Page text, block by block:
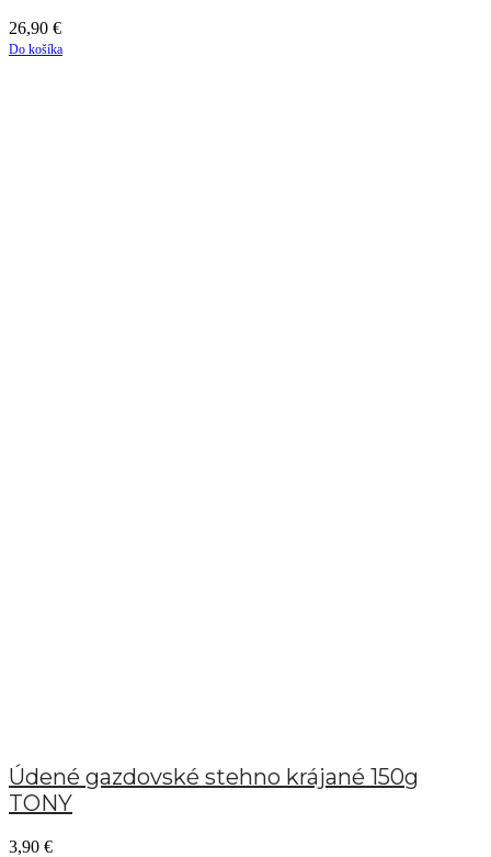
26,90 €
Do košíka
Údené gazdovské stehno krájané 150g
TONY
3,90 €